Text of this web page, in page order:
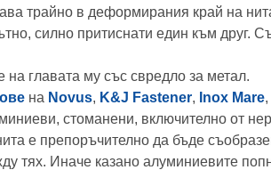
трайно в деформирания край на
силно притиснати един към друг.
главата му със свредло за метал.
на Novus, K&J Fastener, Inox Mare,
стоманени, включително от
е препоръчително да бъде
тях. Иначе казано алуминиевите